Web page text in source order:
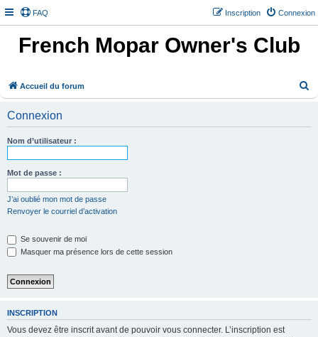
FAQ Connexion
Inscription
French Mopar Owner's Club
Accueil du forum
Connexion
Nom d’utilisateur :
Mot de passe :
J’ai oublié mon mot de passe
Renvoyer le courriel d’activation
Se souvenir de moi
Masquer ma présence lors de cette session
INSCRIPTION
Vous devez être inscrit avant de pouvoir vous connecter. L’inscription est